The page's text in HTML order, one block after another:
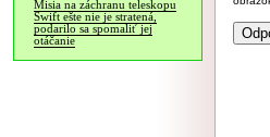
Misia na záchranu teleskopu
Swift ešte nie je stratená,
podarilo sa spomaliť jej
otáčanie